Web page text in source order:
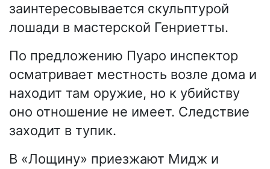
заинтересовывается скульптурой
лошади в мастерской Генриетты.
По предложению Пуаро инспектор
осматривает местность возле дома и
находит там оружие, но к убийству
оно отношение не имеет. Следствие
заходит в тупик.
В «Лощину» приезжают Мидж и